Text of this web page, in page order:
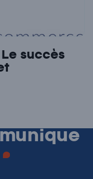
Le succès